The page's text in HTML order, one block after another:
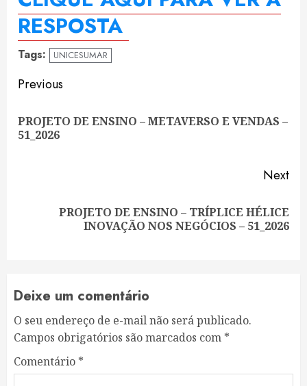
RESPOSTA
Tags: UNICESUMAR
Continue
Reading
Previous
PROJETO DE ENSINO – METAVERSO E VENDAS –
51_2026
Next
PROJETO DE ENSINO – TRÍPLICE HÉLICE
INOVAÇÃO NOS NEGÓCIOS – 51_2026
Deixe um comentário
O seu endereço de e-mail não será publicado.
Campos obrigatórios são marcados com *
Comentário *